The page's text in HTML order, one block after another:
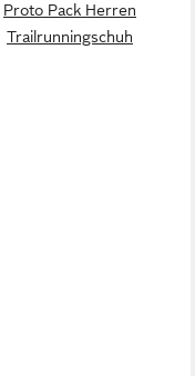
Proto Pack Herren
Trailrunningschuh